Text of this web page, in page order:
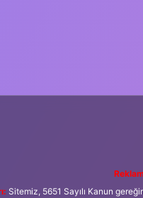
Sitemiz, 5651 Sayılı Kanun